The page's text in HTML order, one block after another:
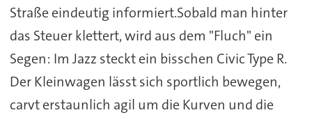
Straße eindeutig informiert.Sobald man hinter
das Steuer klettert, wird aus dem "Fluch" ein
Segen: Im Jazz steckt ein bisschen Civic Type R.
Der Kleinwagen lässt sich sportlich bewegen,
carvt erstaunlich agil um die Kurven und die